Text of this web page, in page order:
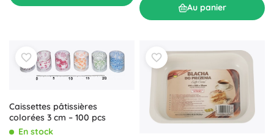
Au panier
Caissettes pâtissières
colorées 3 cm – 100 pcs
En stock